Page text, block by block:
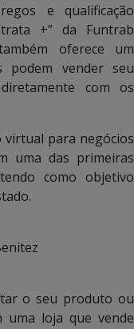
e qualificação
+” da Funtrab
oferece um
podem vender seu
com os
virtual para negócios
uma das primeiras
como objetivo
o seu produto ou
uma loja que vende